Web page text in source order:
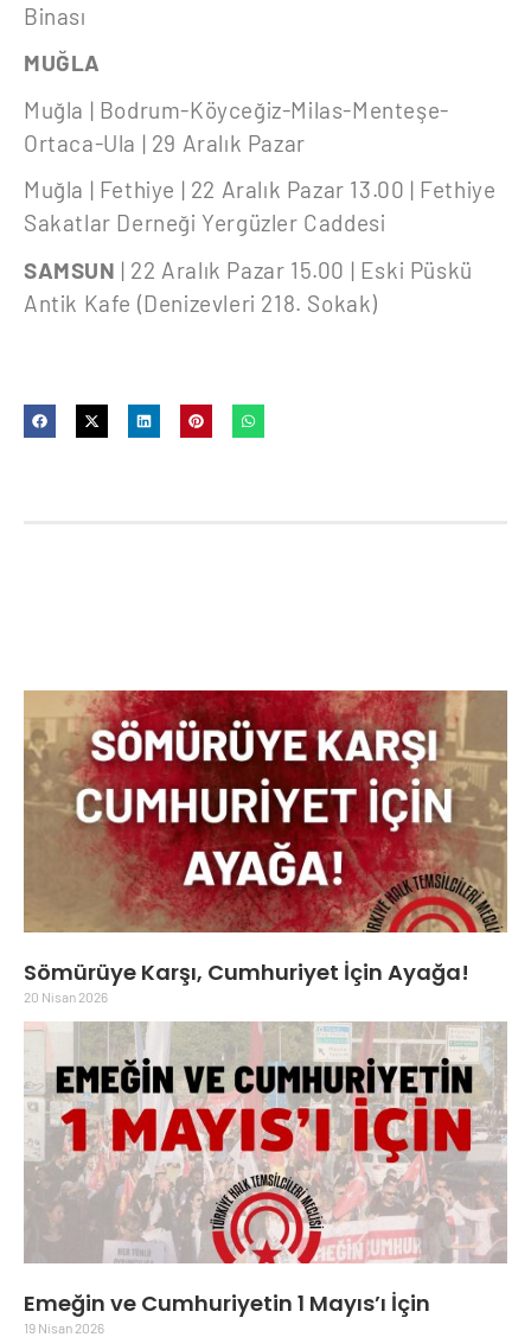
Binası
MUĞLA
Muğla | Bodrum-Köyceğiz-Milas-Menteşe-
Ortaca-Ula | 29 Aralık Pazar
Muğla | Fethiye | 22 Aralık Pazar 13.00 | Fethiye
Sakatlar Derneği Yergüzler Caddesi
SAMSUN | 22 Aralık Pazar 15.00 | Eski Püskü
Antik Kafe (Denizevleri 218. Sokak)
Sömürüye Karşı, Cumhuriyet İçin Ayağa!
20 Nisan 2026
Emeğin ve Cumhuriyetin 1 Mayıs’ı İçin
19 Nisan 2026